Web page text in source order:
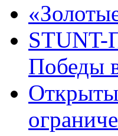
Победы